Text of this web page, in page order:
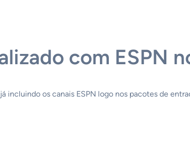
com ESPN
os canais ESPN logo nos pacotes de